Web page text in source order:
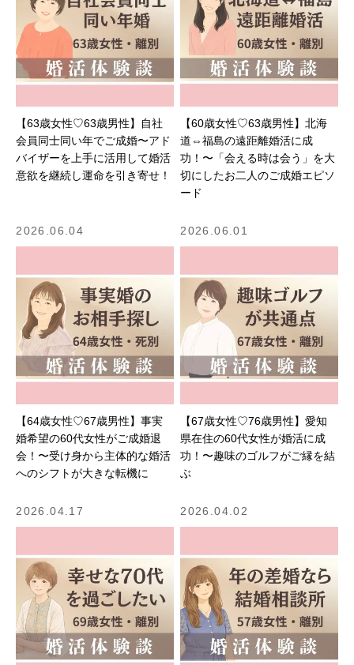
【63歳女性♡63歳男性】自社
会員同士同い年でご成婚〜アド
バイザーを上手に活用して婚活
意欲を継続し運命を引き寄せ！
【60歳女性♡63歳男性】北海
道⇔福島の遠距離婚活に成
功！〜「会える時は会う」を大
切にしたお二人のご成婚エピソ
ード
2026.06.04
【64歳女性♡67歳男性】事実
婚希望の60代女性がご成婚退
会！〜受け身から主体的な婚活
へのシフトが大きな転機に
2026.06.01
【67歳女性♡76歳男性】愛知
県在住の60代女性が婚活に成
功！〜趣味のゴルフがご縁を結
ぶ
2026.04.17 2026.04.02